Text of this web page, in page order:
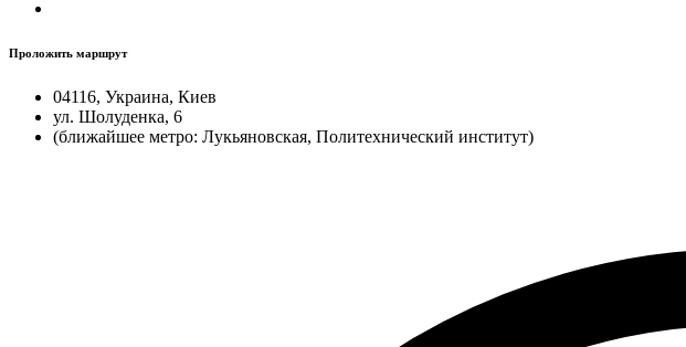
Проложить маршрут
04116, Украина, Киев
ул. Шолуденка, 6
(ближайшее метро: Лукьяновская, Политехнический институт)